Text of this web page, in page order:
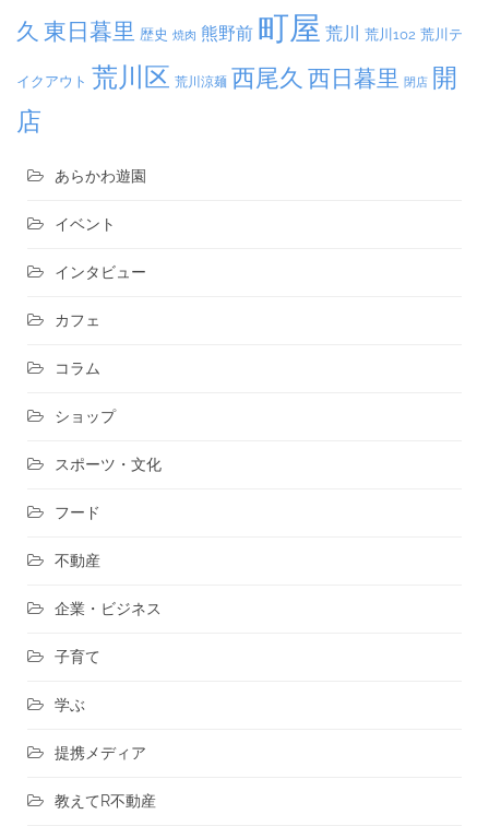
久 東日暮里 歴史 焼肉 熊野前 町屋 荒川 荒川102 荒川テ
イクアウト 荒川区 荒川涼麺 西尾久 西日暮里 閉店 開
店
あらかわ遊園
イベント
インタビュー
カフェ
コラム
ショップ
スポーツ・文化
フード
不動産
企業・ビジネス
子育て
学ぶ
提携メディア
教えてR不動産